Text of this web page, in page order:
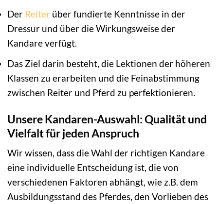
Der Reiter über fundierte Kenntnisse in der
Dressur und über die Wirkungsweise der
Kandare verfügt.
Das Ziel darin besteht, die Lektionen der höheren
Klassen zu erarbeiten und die Feinabstimmung
zwischen Reiter und Pferd zu perfektionieren.
Unsere Kandaren-Auswahl: Qualität und
Vielfalt für jeden Anspruch
Wir wissen, dass die Wahl der richtigen Kandare
eine individuelle Entscheidung ist, die von
verschiedenen Faktoren abhängt, wie z.B. dem
Ausbildungsstand des Pferdes, den Vorlieben des